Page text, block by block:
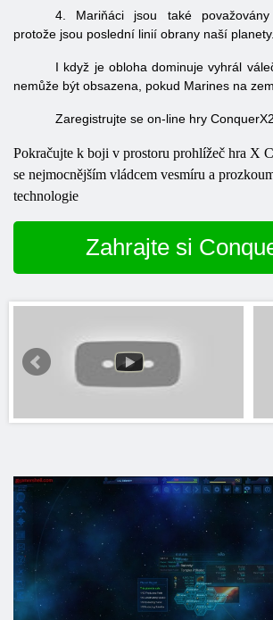
4. Mariňáci jsou také
protože jsou poslední linií obrany naší planety.
I když je obloha dominuje vyhrál
nemůže být obsazena, pokud Marines na
Zaregistrujte se on-line hry
Pokračujte k boji v prostoru prohlížeč hra X
se nejmocnějším vládcem vesmíru a
technologie
Zahrajte si